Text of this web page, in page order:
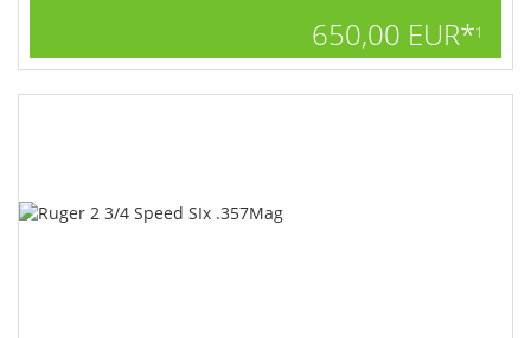
650,00 EUR*1